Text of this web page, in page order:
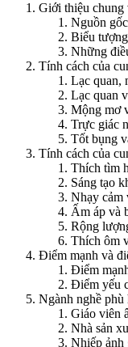
Giới thiệu chung
Nguồn
Biểu
Những
Tính cách của
Lạc quan,
Lạc quan
Mộng mơ
Trực giác
Tốt bụng
Tính cách của
Thích tìm
Sáng tạo
Nhạy cảm
Ấm áp và
Rộng
Thích ôm
Điểm mạnh và
Điểm
Điểm yếu
Ngành nghề
Giáo viên
Nhà sản
Nhiếp ảnh